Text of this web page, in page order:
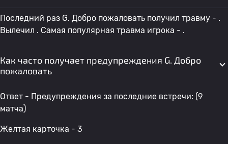
Последний раз G. Добро пожаловать получил травму - .
Вылечил . Самая популярная травма игрока - .
Как часто получает предупреждения G. Добро
пожаловать
Ответ - Предупреждения за последние встречи: (9
матча)
Желтая карточка - 3